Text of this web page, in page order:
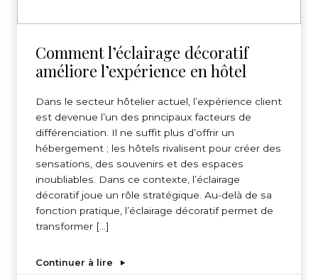
Comment l’éclairage décoratif
améliore l’expérience en hôtel
Dans le secteur hôtelier actuel, l’expérience client
est devenue l’un des principaux facteurs de
différenciation. Il ne suffit plus d’offrir un
hébergement ; les hôtels rivalisent pour créer des
sensations, des souvenirs et des espaces
inoubliables. Dans ce contexte, l’éclairage
décoratif joue un rôle stratégique. Au-delà de sa
fonction pratique, l’éclairage décoratif permet de
transformer […]
Continuer à lire